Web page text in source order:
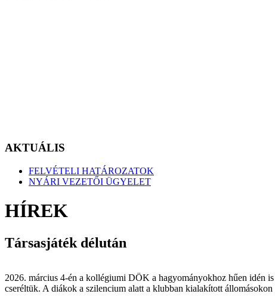
AKTUÁLIS
FELVÉTELI HATÁROZATOK
NYÁRI VEZETŐI ÜGYELET
HÍREK
Társasjáték délután
2026. március 4-én a kollégiumi DÖK a hagyományokhoz hűen idén
cseréltük. A diákok a szilencium alatt a klubban kialakított